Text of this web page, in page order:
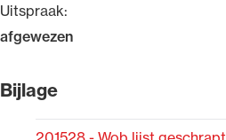
Uitspraak:
afgewezen
Bijlage